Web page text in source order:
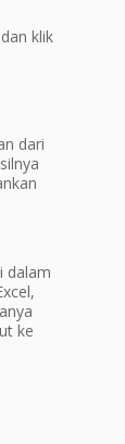
klik
dari
dalam
ke